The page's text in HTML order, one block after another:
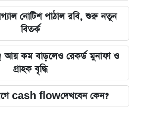
নোটিশ পাঠাল রবি, শুরু নতুন
বিতর্ক
আয় কম বাড়লেও রেকর্ড মুনাফা ও
গ্রাহক বৃদ্ধি
cash flowদেখবেন কেন?